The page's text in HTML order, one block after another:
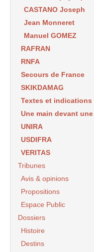
CASTANO Joseph
Jean Monneret
Manuel GOMEZ
RAFRAN
RNFA
Secours de France
SKIKDAMAG
Textes et indications
Une main devant
UNIRA
USDIFRA
VERITAS
Tribunes
Avis & opinions
Propositions
Espace Public
Dossiers
Histoire
Destins